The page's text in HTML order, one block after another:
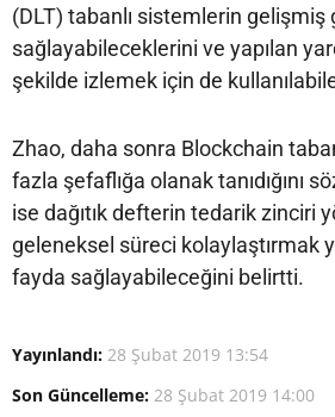
(DLT) tabanlı sistemlerin gelişmiş
sağlayabileceklerini ve yapılan
şekilde izlemek için de
Zhao, daha sonra Blockchain
fazla şefaflığa olanak tanıdığını
ise dağıtık defterin tedarik zinciri
geleneksel süreci kolaylaştırmak
fayda sağlayabileceğini belirtti.
Yayınlandı: 28 Şubat 2019 13:54
Son Güncelleme: 28 Şubat 2019 14:00